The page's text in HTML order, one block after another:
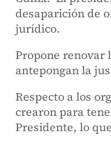
desaparición de
jurídico.
Propone renovar
antepongan la
Respecto a los
crearon para
Presidente, lo